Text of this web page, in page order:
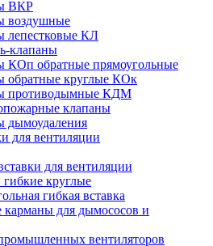
ВКР
воздушные
лепестковые КЛ
клапаны
КОп обратные прямоугольные
обратные круглые КОк
противодымные КДМ
клапаны
дымоудаления
для вентиляции
для вентиляции
гибкие круглые
гибкая вставка
для дымососов и
вентиляторов